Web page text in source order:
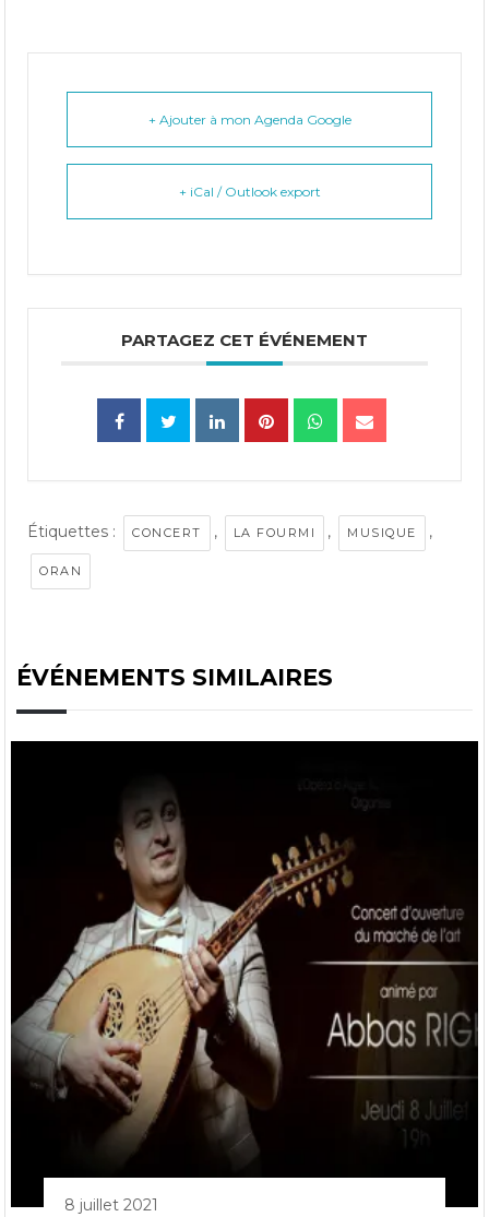
+ Ajouter à mon Agenda Google
+ iCal / Outlook export
PARTAGEZ CET ÉVÉNEMENT
Étiquettes : CONCERT , LA FOURMI , MUSIQUE ,
ORAN
ÉVÉNEMENTS SIMILAIRES
8 juillet 2021